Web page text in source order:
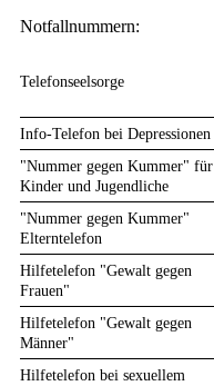
Notfallnummern:
Telefonseelsorge
Info-Telefon bei Depressionen
"Nummer gegen Kummer" für
Kinder und Jugendliche
"Nummer gegen Kummer"
Elterntelefon
Hilfetelefon "Gewalt gegen
Frauen"
Hilfetelefon "Gewalt gegen
Männer"
Hilfetelefon bei sexuellem